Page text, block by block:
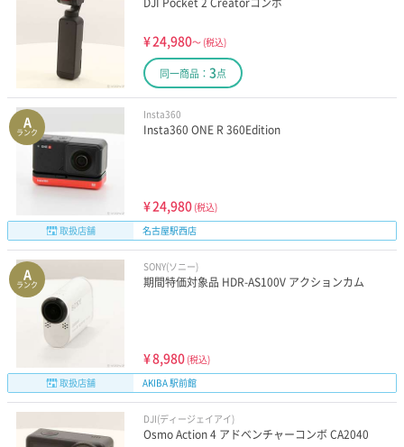
¥24,980～ (税込)
同一商品： 3点
A
ランク
Insta360
Insta360 ONE R 360Edition
¥24,980 (税込)
取扱店舗
名古屋駅西店
A
ランク
SONY(ソニー)
期間特価対象品 HDR-AS100V アクションカム
¥8,980 (税込)
取扱店舗
AKIBA 駅前館
DJI(ディージェイアイ)
Osmo Action 4 アドベンチャーコンボ CA2040